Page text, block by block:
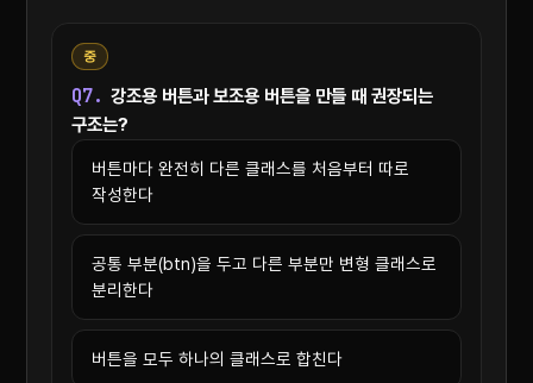
중
Q7. 강조용 버튼과 보조용 버튼을 만들 때 권장되는
구조는?
버튼마다 완전히 다른 클래스를 처음부터 따로
작성한다
공통 부분(btn)을 두고 다른 부분만 변형 클래스로
분리한다
버튼을 모두 하나의 클래스로 합친다